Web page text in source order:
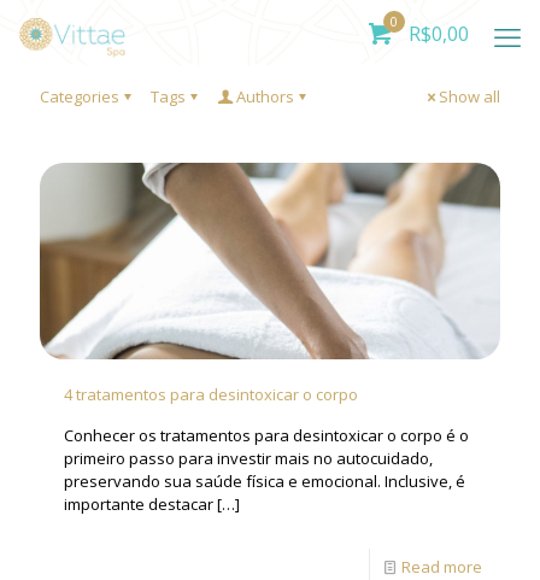
0 R$0,00
Categories Tags Authors Show all
4 tratamentos para desintoxicar o corpo
Conhecer os tratamentos para desintoxicar o corpo é o
primeiro passo para investir mais no autocuidado,
preservando sua saúde física e emocional. Inclusive, é
importante destacar[…]
Read more